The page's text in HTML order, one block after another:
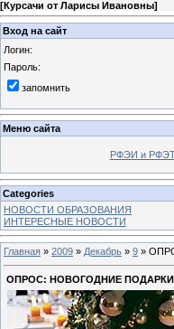
[Курсачи от Ларисы Ивановны]
Вход на сайт
Логин:
Пароль:
запомнить
Меню сайта
РФЭИ и
Categories
НОВОСТИ ОБРАЗОВАНИЯ
ИНТЕРЕСНЫЕ НОВОСТИ
Главная » 2009 » Декабрь » 9 »
ОПРОС: НОВОГОДНИЕ ПОДАРКИ